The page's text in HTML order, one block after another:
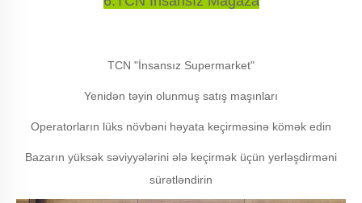
TCN "İnsansız Supermarket"
Yenidən təyin olunmuş satış maşınları
Operatorların lüks növbəni həyata keçirməsinə kömək edin
Bazarın yüksək səviyyələrini ələ keçirmək üçün yerləşdirməni
sürətləndirin